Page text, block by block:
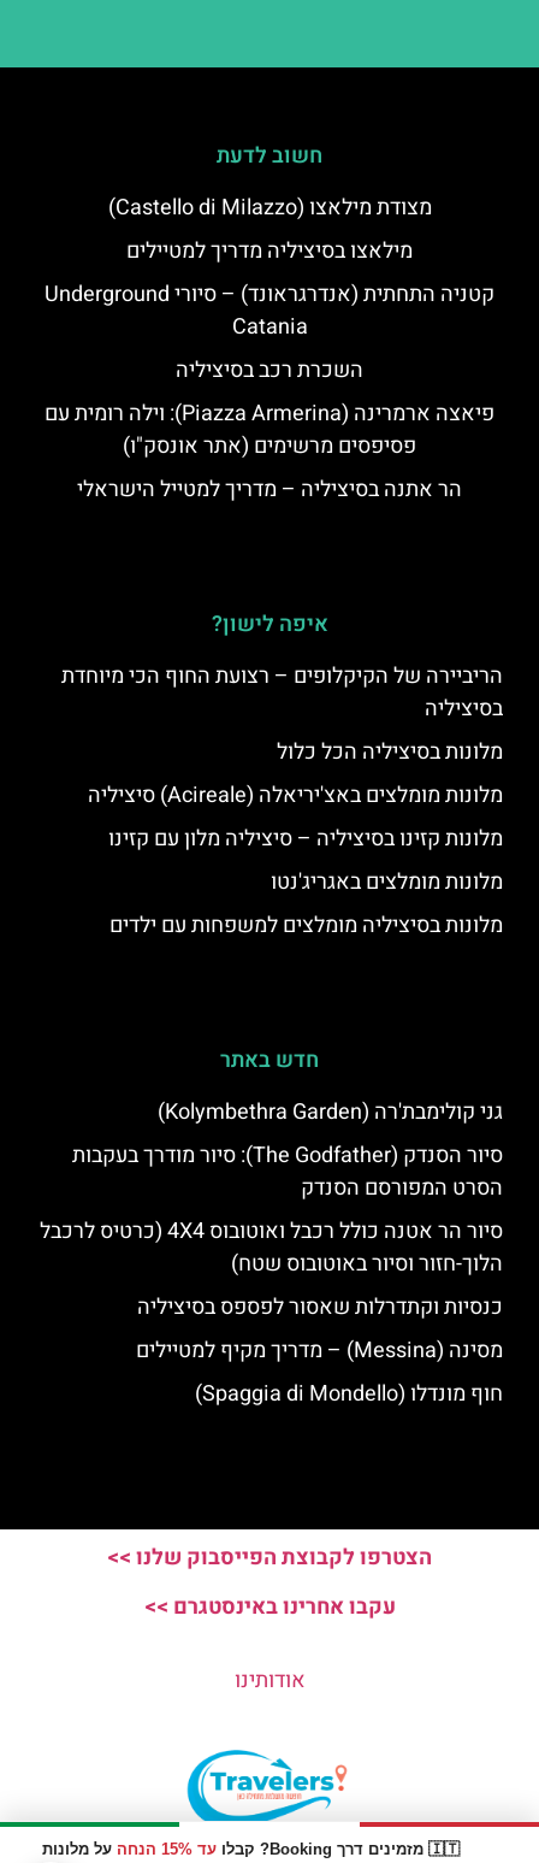
🇮🇹 מזמינים דרך Booking? קבלו עד 15% הנחה
על מלונות
חשוב לדעת
מצודת מילאצו (Castello di Milazzo)
מילאצו בסיציליה מדריך למטיילים
קטניה התחתית (אנדרגראונד) – סיורי Underground
Catania
השכרת רכב בסיציליה
פיאצה ארמרינה (Piazza Armerina): וילה רומית עם
פסיפסים מרשימים (אתר אונסק"ו)
הר אתנה בסיציליה – מדריך למטייל הישראלי
איפה לישון?
הריביירה של הקיקלופים – רצועת החוף הכי מיוחדת
בסיציליה
מלונות בסיציליה הכל כלול
מלונות מומלצים באצ'יריאלה (Acireale) סיציליה
מלונות קזינו בסיציליה – סיציליה מלון עם קזינו
מלונות מומלצים באגריג'נטו
מלונות בסיציליה מומלצים למשפחות עם ילדים
חדש באתר
גני קולימבת'רה (Kolymbethra Garden)
סיור הסנדק (The Godfather): סיור מודרך בעקבות
הסרט המפורסם הסנדק
סיור הר אטנה כולל רכבל ואוטובוס 4X4 (כרטיס לרכבל
הלוך-חזור וסיור באוטובוס שטח)
כנסיות וקתדרלות שאסור לפספס בסיציליה
מסינה (Messina) – מדריך מקיף למטיילים
חוף מונדלו (Spaggia di Mondello)
הצטרפו לקבוצת הפייסבוק שלנו >>
עקבו אחרינו באינסטגרם >>
אודותינו